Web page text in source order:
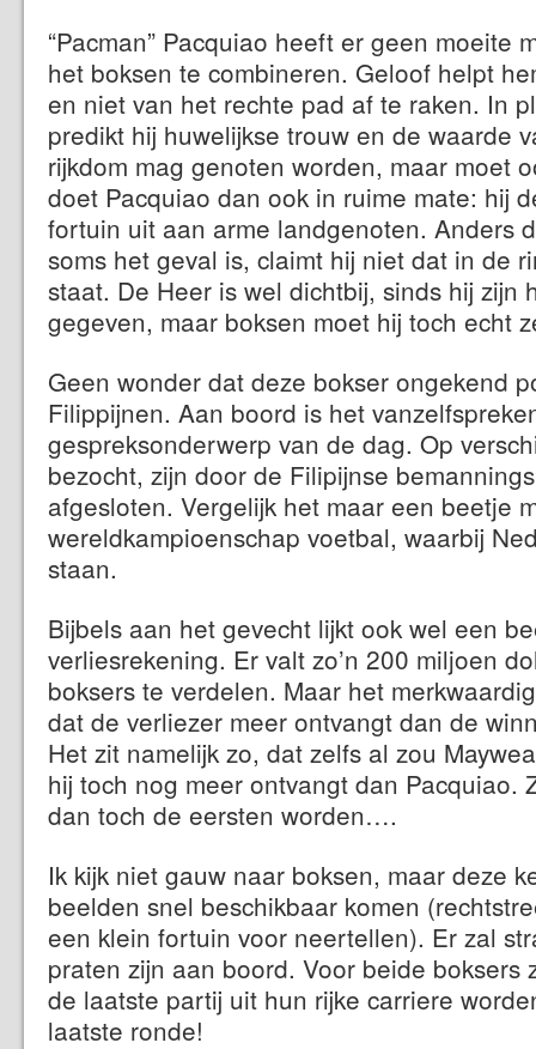
“Pacman” Pacquiao heeft er geen moeite
het boksen te combineren. Geloof helpt
en niet van het rechte pad af te raken. In
predikt hij huwelijkse trouw en de waarde
rijkdom mag genoten worden, maar moet
doet Pacquiao dan ook in ruime mate: hij
fortuin uit aan arme landgenoten. Anders
soms het geval is, claimt hij niet dat in de
staat. De Heer is wel dichtbij, sinds hij zijn
gegeven, maar boksen moet hij toch echt
Geen wonder dat deze bokser ongekend
Filippijnen. Aan boord is het
gespreksonderwerp van de dag. Op
bezocht, zijn door de Filipijnse
afgesloten. Vergelijk het maar een beetje
wereldkampioenschap voetbal, waarbij
staan.
Bijbels aan het gevecht lijkt ook wel een
verliesrekening. Er valt zo’n 200 miljoen
boksers te verdelen. Maar het
dat de verliezer meer ontvangt dan de
Het zit namelijk zo, dat zelfs al zou
hij toch nog meer ontvangt dan Pacquiao.
dan toch de eersten worden….
Ik kijk niet gauw naar boksen, maar deze
beelden snel beschikbaar komen
een klein fortuin voor neertellen). Er zal
praten zijn aan boord. Voor beide boksers
de laatste partij uit hun rijke carriere
laatste ronde!